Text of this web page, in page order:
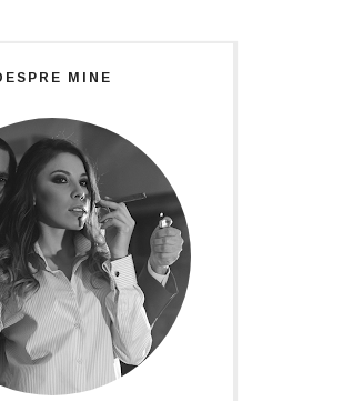
MINE